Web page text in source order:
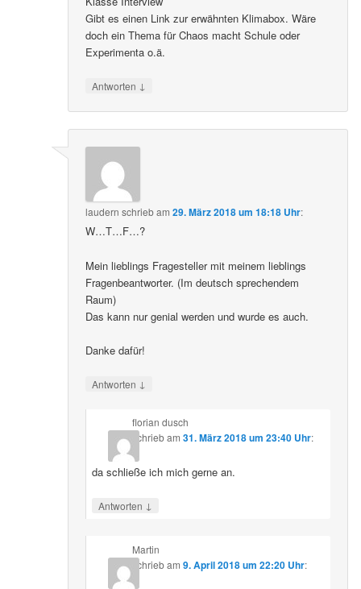
Gibt es einen Link zur erwähnten Klimabox. Wäre
doch ein Thema für Chaos macht Schule oder
Experimenta o.ä.
Antworten ↓
laudern schriebam29. März 2018 um 18:18 Uhr:
W…T…F…?
Mein lieblings Fragesteller mit meinem lieblings
Fragenbeantworter. (Im deutsch sprechendem
Raum)
Das kann nur genial werden und wurde es auch.
Danke dafür!
Antworten ↓
florian dusch
schriebam 31. März 2018 um 23:40 Uhr:
da schließe ich mich gerne an.
Antworten ↓
Martin
schriebam 9. April 2018 um 22:20 Uhr: